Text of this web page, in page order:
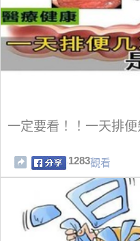
一定要看！！一天排便
1283觀看